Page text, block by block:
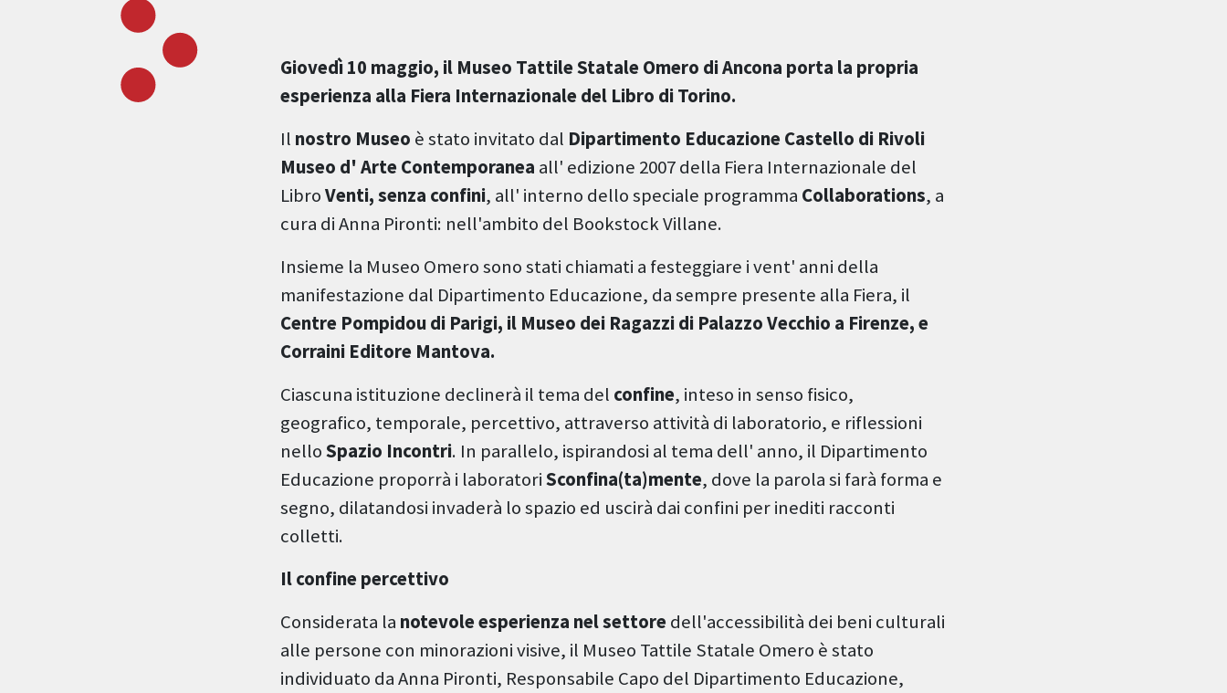
Giovedì 10 maggio, il Museo Tattile Statale Omero di Ancona porta la propria
esperienza alla Fiera Internazionale del Libro di Torino.
Il nostro Museo è stato invitato dal Dipartimento Educazione Castello di Rivoli
Museo d' Arte Contemporanea all' edizione 2007 della Fiera Internazionale del
LibroVenti, senza confini, all' interno dello speciale programma Collaborations, a
cura di Anna Pironti: nell'ambito del Bookstock Villane.
Insieme la Museo Omero sono stati chiamati a festeggiare i vent' anni della
manifestazione dal Dipartimento Educazione, da sempre presente alla Fiera, il
Centre Pompidou di Parigi, il Museo dei Ragazzi di Palazzo Vecchio a Firenze, e
Corraini Editore Mantova.
Ciascuna istituzione declinerà il tema del confine, inteso in senso fisico,
geografico, temporale, percettivo, attraverso attività di laboratorio, e riflessioni
nelloSpazio Incontri. In parallelo, ispirandosi al tema dell' anno, il Dipartimento
Educazione proporrà i laboratoriSconfina(ta)mente, dove la parola si farà forma e
segno, dilatandosi invaderà lo spazio ed uscirà dai confini per inediti racconti
colletti.
Il confine percettivo
Considerata la notevole esperienza nel settore dell'accessibilità dei beni culturali
alle persone con minorazioni visive, il Museo Tattile Statale Omero è stato
individuato da Anna Pironti, Responsabile Capo del Dipartimento Educazione,